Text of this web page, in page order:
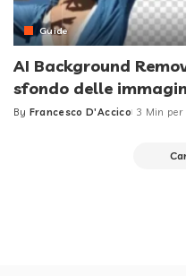
Guide
AI Background
sfondo delle
Posted
By Francesco D'Accico 3 Min per